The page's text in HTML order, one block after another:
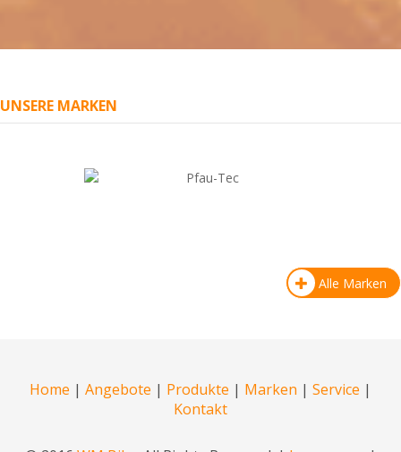
UNSERE MARKEN
Alle Marken
Home | Angebote | Produkte | Marken | Service |
Kontakt